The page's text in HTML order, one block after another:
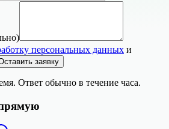
персональных данных и
заявку
Ответ обычно в течение часа.